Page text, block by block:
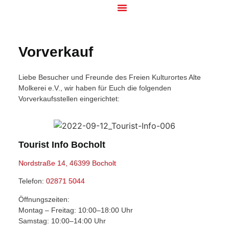
Vorverkauf
Liebe Besucher und Freunde des Freien Kulturortes Alte
Molkerei e.V., wir haben für Euch die folgenden
Vorverkaufsstellen eingerichtet:
Tourist Info Bocholt
Nordstraße 14, 46399 Bocholt
Telefon: 02871 5044
Öffnungszeiten:
Montag – Freitag: 10:00–18:00 Uhr
Samstag: 10:00–14:00 Uhr